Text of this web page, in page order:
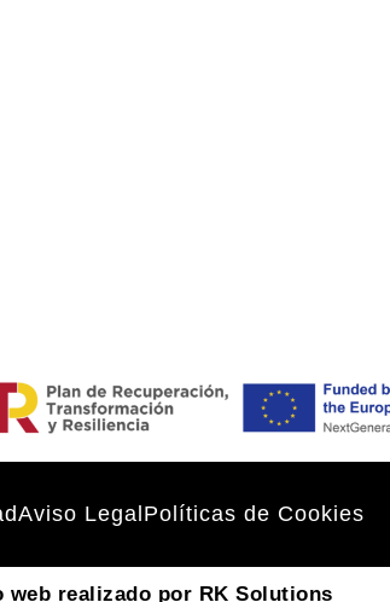
Aviso Legal Políticas de Cookies
web realizado por RK Solutions